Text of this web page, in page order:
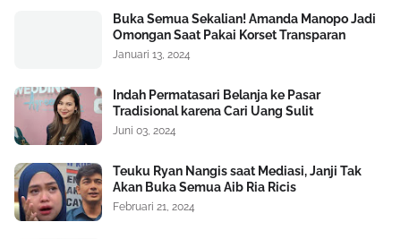
Buka Semua Sekalian! Amanda Manopo Jadi
Omongan Saat Pakai Korset Transparan
Januari 13, 2024
Indah Permatasari Belanja ke Pasar
Tradisional karena Cari Uang Sulit
Juni 03, 2024
Teuku Ryan Nangis saat Mediasi, Janji Tak
Akan Buka Semua Aib Ria Ricis
Februari 21, 2024